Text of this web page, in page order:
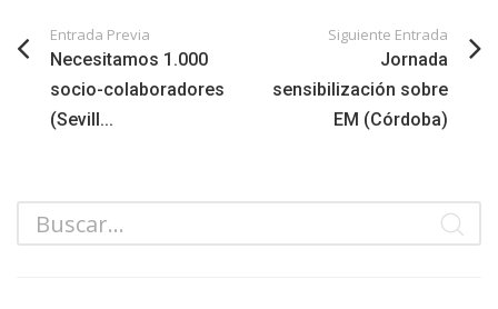
Entrada Previa
Necesitamos 1.000
socio-colaboradores
(Sevill...
Siguiente Entrada
Jornada
sensibilización sobre
EM (Córdoba)